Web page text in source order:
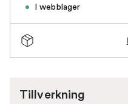
I webblager
Tillverkning